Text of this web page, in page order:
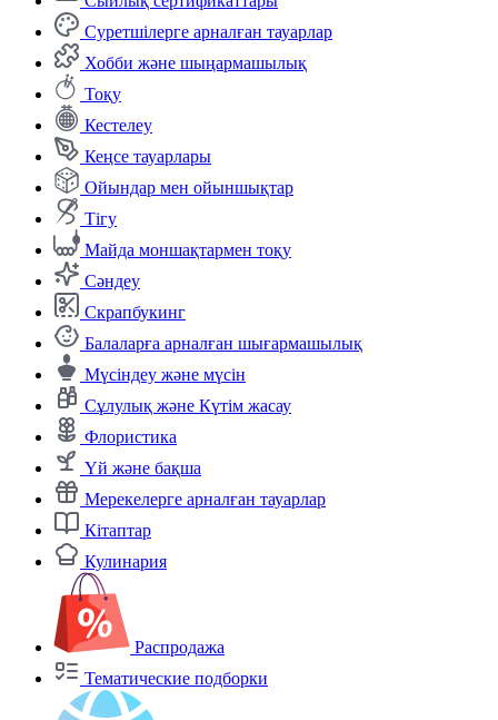
Суретшілерге арналған тауарлар
Хобби және шыңармашылық
Тоқу
Кестелеу
Кеңсе тауарлары
Ойындар мен ойыншықтар
Тігу
Майда моншақтармен тоқу
Сәндеу
Скрапбукинг
Балаларға арналған шығармашылық
Мүсіндеу және мүсін
Сұлулық және Күтім жасау
Флористика
Үй және бақша
Мерекелерге арналған тауарлар
Кітаптар
Кулинария
Распродажа
Тематические подборки